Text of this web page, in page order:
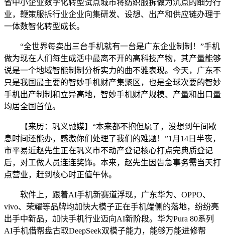
省中小企业数字化转型试点城市将纺织服拆做为沉点的细分行
业，鞭策服拆行业企业向集研发、设想、出产和供应链办理于
一体数智化转型成长。
“全世界每卖出三台手机就有一台是广东企业制制！”手机
做为现在人们每生成活中最离不开的高科技产物，其产量能够
说是一个地域智能制制分析实力的曲不雅表现。今天，广东不
只是我国最主要的智妙手机财产集聚区，也是全球次要的智妙
手机出产制制和立异高地，智妙手机财产规模、产量和出口量
均居全国首位。
【来历：巩义融媒】“本来都不抱但愿了，没想到午间歇
息时间还能办，感激你们处理了我们的难题！”1月14日半夜，
市平易近赵先生正在巩义市不动产登记核心打点完典质登记
后，对工做人员连连奖饰。本来，赵先生因告急事务需当天打
点营业，赶到核心时正值午休。
软件上，跟着AI手机新赛道浮现，广东华为、OPPO、
vivo、荣耀等品牌均加快大模子正在手机端侧的落地，纷纷亮
出手中新品，加快手机行业迈向AI新阶段。华为Pura 80系列
AI手机借帮盘古取DeepSeek双模子能力，能够万能进修帮